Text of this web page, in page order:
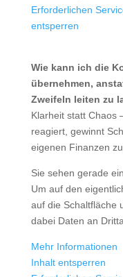
Erforderlichen
entsperren
Wie kann ich die
übernehmen,
Zweifeln leiten zu
Klarheit statt Chaos
reagiert, gewinnt
eigenen Finanzen
Sie sehen gerade
Um auf den
auf die Schaltfläche
dabei Daten an
Mehr Informationen
Inhalt entsperren